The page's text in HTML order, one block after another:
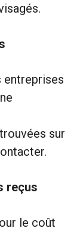
entreprises
sur
reçus
le coût